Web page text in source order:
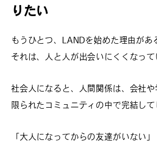
#ランチ
# ショッピング
#カフェ
りたい
もうひとつ、LANDを始めた理由があ
それは、人と人が出会いにくくなって
社会人になると、人間関係は、会社や
限られたコミュニティの中で完結して
「大人になってからの友達がいない」